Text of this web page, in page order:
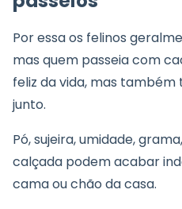
Por essa os felinos
mas quem passeia com
feliz da vida, mas
junto.
Pó, sujeira, umidade,
calçada podem acabar
cama ou chão da casa.